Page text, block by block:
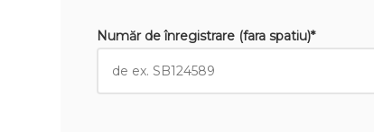
Număr de înregistrare (fara spatiu)*